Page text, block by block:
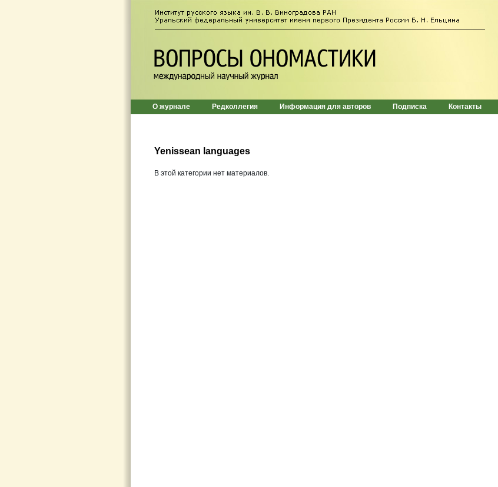
О журнале Редколлегия Информация для авторов Подписка Контакты
Yenissean languages
В этой категории нет материалов.